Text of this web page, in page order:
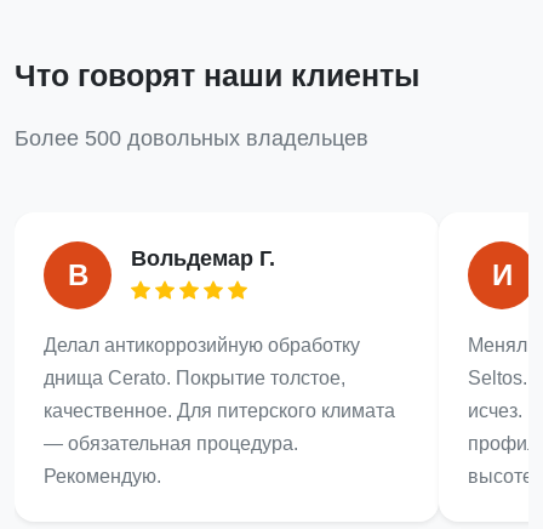
Что говорят наши клиенты
Более 500 довольных владельцев
В
Вольдемар Г.
Делал антикоррозийную обработку
днища Cerato. Покрытие толстое,
качественное. Для питерского климата
— обязательная процедура.
Рекомендую.
И
Менял
Seltos.
исчез.
высоте!